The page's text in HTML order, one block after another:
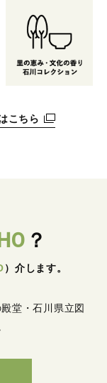
こちら
？
） 介します。
堂・石川県立図